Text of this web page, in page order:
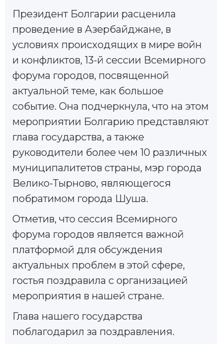
Президент Болгарии расценила
проведение в Азербайджане, в
условиях происходящих в мире войн
и конфликтов, 13-й сессии Всемирного
форума городов, посвященной
актуальной теме, как большое
событие. Она подчеркнула, что на этом
мероприятии Болгарию представляют
глава государства, а также
руководители более чем 10 различных
муниципалитетов страны, мэр города
Велико-Тырново, являющегося
побратимом города Шуша.
Отметив, что сессия Всемирного
форума городов является важной
платформой для обсуждения
актуальных проблем в этой сфере,
гостья поздравила с организацией
мероприятия в нашей стране.
Глава нашего государства
поблагодарил за поздравления.